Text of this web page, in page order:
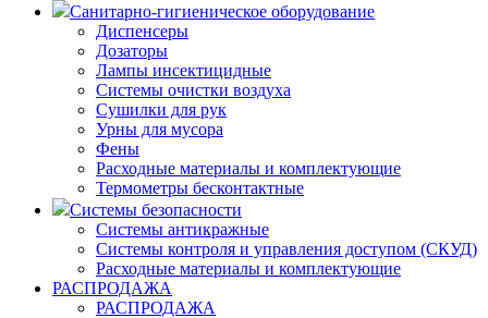
Санитарно-гигиеническое оборудование
Диспенсеры
Дозаторы
Лампы инсектицидные
Системы очистки воздуха
Сушилки для рук
Урны для мусора
Фены
Расходные материалы и комплектующие
Термометры бесконтактные
Системы безопасности
Системы антикражные
Системы контроля и управления доступом (СКУД)
Расходные материалы и комплектующие
РАСПРОДАЖА
РАСПРОДАЖА